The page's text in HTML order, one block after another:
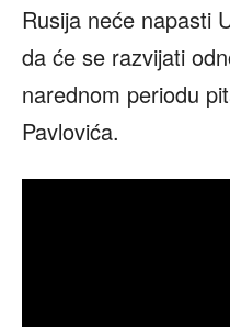
Rusija neće napasti
da će se razvijati
narednom periodu
Pavlovića.